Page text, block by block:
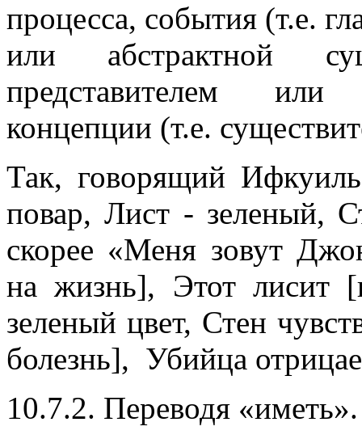
процесса, события (т.е.
или абстрактной
представителем или
концепции (т.е.
Так, говорящий
повар, Лист - зеленый,
скорее «Меня зовут
на жизнь], Этот лисит
зеленый цвет, Стен
болезнь], Убийца
10.7.2. Переводя «иметь».